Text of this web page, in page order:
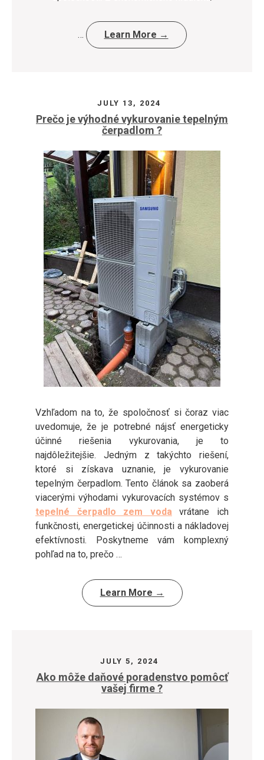
… Learn More →
JULY 13, 2024
Prečo je výhodné vykurovanie tepelným
čerpadlom ?
Vzhľadom na to, že spoločnosť si čoraz viac
uvedomuje, že je potrebné nájsť energeticky
účinné riešenia vykurovania, je to
najdôležitejšie. Jedným z takýchto riešení,
ktoré si získava uznanie, je vykurovanie
tepelným čerpadlom. Tento článok sa zaoberá
viacerými výhodami vykurovacích systémov s
tepelné čerpadlo zem voda vrátane ich
funkčnosti, energetickej účinnosti a nákladovej
efektívnosti. Poskytneme vám komplexný
pohľad na to, prečo …
Learn More →
JULY 5, 2024
Ako môže daňové poradenstvo pomôcť
vašej firme ?